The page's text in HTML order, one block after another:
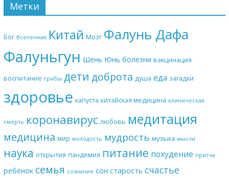
Метки
Бог Вселенная Китай Мозг Фалунь Дафа
Фалуньгун Шень Юнь болезни вакцинация
воспитание грибы дети доброта душа еда загадки
здоровье капуста китайская медицина клиническая
смерть коронавирус любовь медитация
медицина мир молодость мудрость музыка мысли
наука открытия пандемия питание похудение притча
ребёнок семья сознание сон старость счастье